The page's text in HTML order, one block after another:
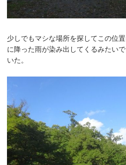
少しでもマシな場所を探してこの位
に降った雨が染み出してくるみたい
いた。